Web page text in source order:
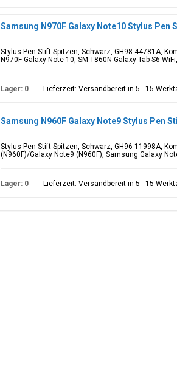
Samsung N970F Galaxy Note10 Stylus Pen
Stylus Pen Stift Spitzen, Schwarz, GH98-44781A,
N970F Galaxy Note 10, SM-T860N Galaxy Tab S6
Lager: 0 Lieferzeit: Versandbereit in 5 - 15
Samsung N960F Galaxy Note9 Stylus Pen
Stylus Pen Stift Spitzen, Schwarz, GH96-11998A,
(N960F)/Galaxy Note9 (N960F), Samsung Galaxy
Lager: 0 Lieferzeit: Versandbereit in 5 - 15